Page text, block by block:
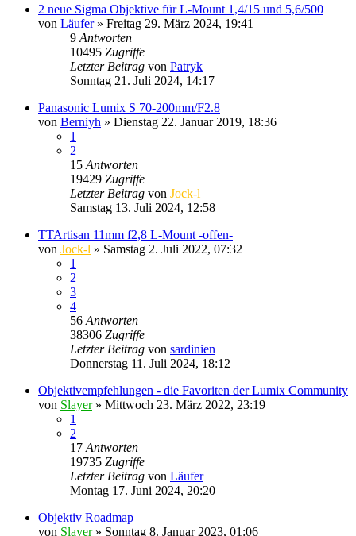
2 neue Sigma Objektive für L-Mount 1,4/15 und 5,6/500
von Läufer» Freitag 29. März 2024, 19:41
9 Antworten
10495 Zugriffe
Letzter Beitrag von Patryk
Sonntag 21. Juli 2024, 14:17
Panasonic Lumix S 70-200mm/F2.8
von Berniyh » Dienstag 22. Januar 2019, 18:36
1
2
15 Antworten
19429 Zugriffe
Letzter Beitrag von Jock-l
Samstag 13. Juli 2024, 12:58
TTArtisan 11mm f2,8 L-Mount -offen-
von Jock-l » Samstag 2. Juli 2022, 07:32
1
2
3
4
56 Antworten
38306 Zugriffe
Letzter Beitrag von sardinien
Donnerstag 11. Juli 2024, 18:12
Objektivempfehlungen - die Favoriten der Lumix Community
von Slayer» Mittwoch 23. März 2022, 23:19
1
2
17 Antworten
19735 Zugriffe
Letzter Beitrag von Läufer
Montag 17. Juni 2024, 20:20
Objektiv Roadmap
von Slayer» Sonntag 8. Januar 2023, 01:06